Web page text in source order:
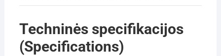
Techninės specifikacijos
(Specifications)